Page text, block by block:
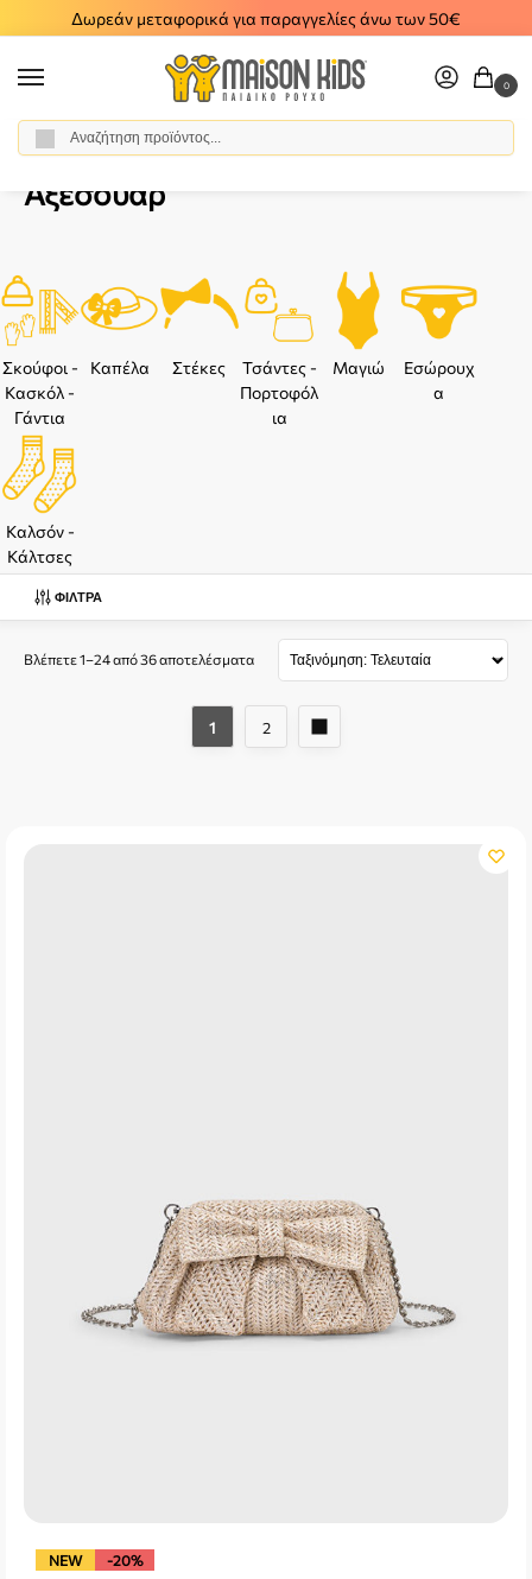
Δωρεάν μεταφορικά για παραγγελίες άνω των 50€
0
Αρχική σελίδα / Κορίτσι
Αξεσουάρ
Σκούφοι -
Κασκόλ -
Γάντια
Καπέλα Στέκες
Τσάντες -
Πορτοφόλ
ια
Μαγιώ
Εσώρουχ
α
Καλσόν -
Κάλτσες
ΦΊΛΤΡΑ
Βλέπετε 1–24 από 36 αποτελέσματα
1 2
NEW -20%